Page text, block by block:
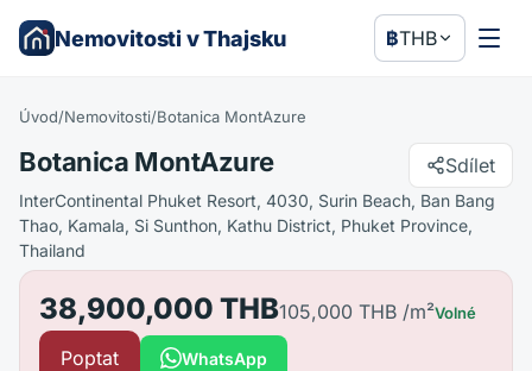
Nemovitosti v Thajsku ฿THB
Úvod/Nemovitosti/Botanica MontAzure
Botanica MontAzure Sdílet
InterContinental Phuket Resort, 4030, Surin Beach, Ban Bang
Thao, Kamala, Si Sunthon, Kathu District, Phuket Province,
Thailand
38,900,000 THB105,000 THB /m²Volné
Poptat WhatsApp